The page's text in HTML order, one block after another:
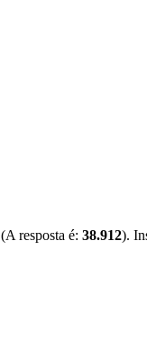
(A resposta é: 38.912).